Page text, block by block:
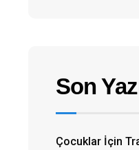
Son
Çocuklar İçin